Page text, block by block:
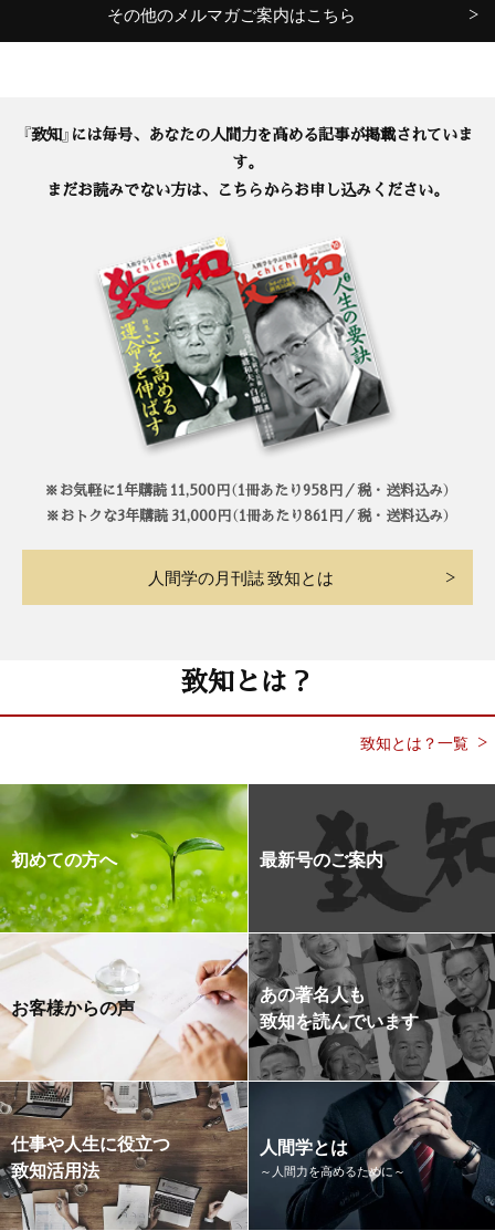
その他のメルマガご案内はこちら
『致知』には毎号、あなたの人間力を高める記事が掲載されていま
す。
まだお読みでない方は、こちらからお申し込みください。
※お気軽に1年購読 11,500円（1冊あたり958円／税・送料込み）
※おトクな3年購読 31,000円（1冊あたり861円／税・送料込み）
人間学の月刊誌 致知とは
致知とは？
致知とは？一覧
初めての方へ 最新号のご案内
お客様からの声
あの著名人も
致知を読んでいます
仕事や人生に役立つ
致知活用法
人間学とは
～人間力を高めるために～